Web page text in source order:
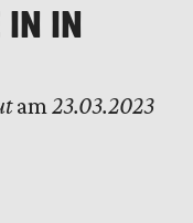
IN IN
am 23.03.2023